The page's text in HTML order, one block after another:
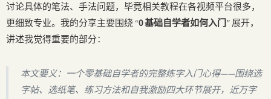
讨论具体的笔法、手法问题，毕竟相关教程在各视频平台很多，
更细致专业。我的分享主要围绕 “0 基础自学者如何入门” 展开，
讲述我觉得重要的部分：
本文要义：一个零基础自学者的完整练字入门心得——围绕选
字帖、选纸笔、练习方法和自我激励四大环节展开，近万字